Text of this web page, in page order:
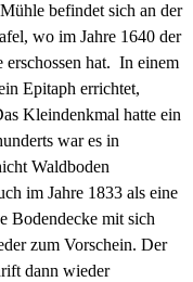
befindet sich an der
wo im Jahre 1640 der
hat. In einem
Epitaph errichtet,
Kleindenkmal hatte ein
war es in
Waldboden
im Jahre 1833 als eine
Bodendecke mit sich
zum Vorschein. Der
dann wieder